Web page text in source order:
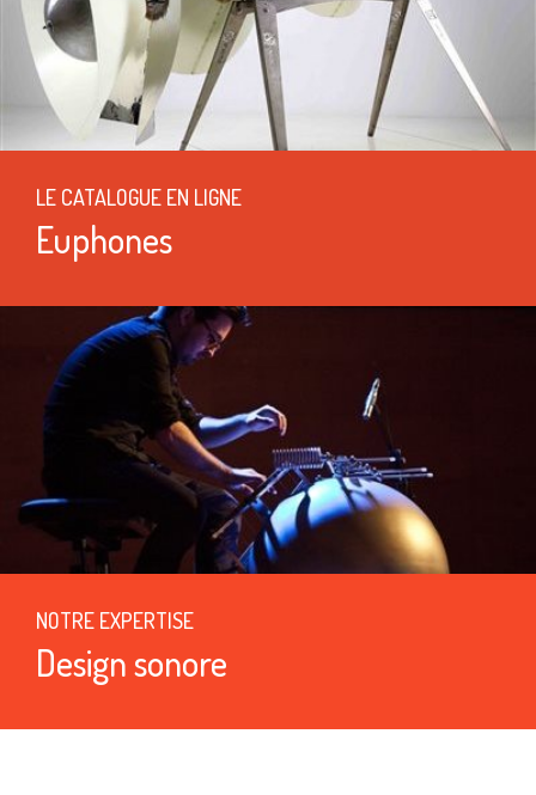
LE CATALOGUE EN LIGNE
Euphones
NOTRE EXPERTISE
Design sonore